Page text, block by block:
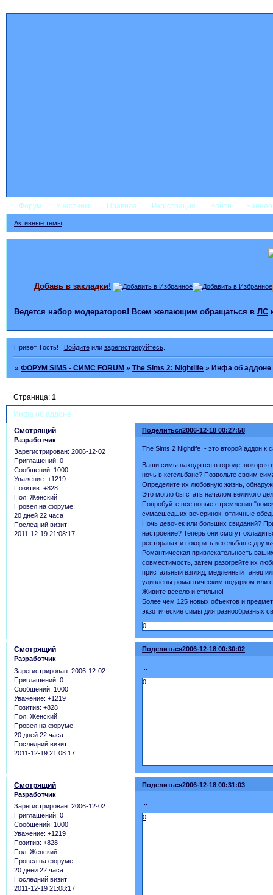
Форум Участники Правила Регистрация Войти
Активные темы
Добавь в закладки!
Ведется набор модераторов! Всем желающим обращаться в ЛС
Привет, Гость! Войдитеили зарегистрируйтесь.
»ФОРУМ SIMS - СИМС FORUM »The Sims 2: Nightlife »Инфа об аддоне
Инфа об аддоне
Страница:1
Поделиться2006-12-18 00:27:58
Смотрящий
Разработчик
Зарегистрирован: 2006-12-02
Приглашений: 0
Сообщений: 1000
Уважение: +1219
Позитив: +828
Пол: Женский
Провел на форуме:
20 дней 22 часа
Последний визит:
2011-12-19 21:08:17
The Sims 2 Nightlife - это второй аддон
Ваши симы находятся в городе, покоряя
ночь в кегельбане? Позвольте своим
Определите их любовную жизнь,
Это могло бы стать началом великого
Попробуйте все новые стремления
сумасшедших вечеринок, отличные
Ночь девочек или больших свиданий?
настроение? Теперь они смогут
ресторанах и покорить кегельбан с
Романтическая привлекательность
совместимость, затем разогрейте их
пристальный взгляд, медленный танец
удивлены романтическим подарком или
Живите весело и стильно!
Более чем 125 новых объектов и
экзотические симы для разнообразных
0
Поделиться2006-12-18 00:30:02
Смотрящий
Разработчик
Зарегистрирован: 2006-12-02
Приглашений: 0
Сообщений: 1000
Уважение: +1219
Позитив: +828
Пол: Женский
Провел на форуме:
20 дней 22 часа
Последний визит:
2011-12-19 21:08:17
0
Поделиться2006-12-18 00:31:03
Смотрящий
Разработчик
Зарегистрирован: 2006-12-02
Приглашений: 0
Сообщений: 1000
Уважение: +1219
Позитив: +828
Пол: Женский
Провел на форуме:
20 дней 22 часа
Последний визит:
2011-12-19 21:08:17
0